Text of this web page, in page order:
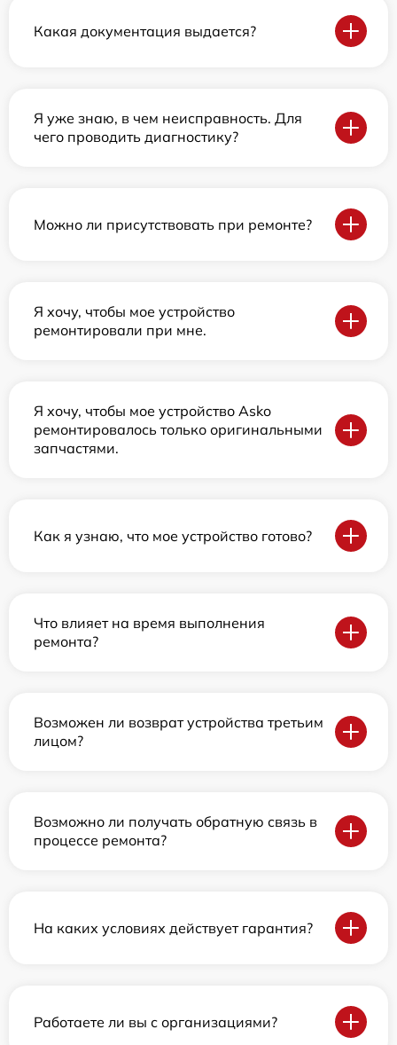
Какая документация выдается?
Я уже знаю, в чем неисправность. Для
чего проводить диагностику?
Можно ли присутствовать при ремонте?
Я хочу, чтобы мое устройство
ремонтировали при мне.
Я хочу, чтобы мое устройство Asko
ремонтировалось только оригинальными
запчастями.
Как я узнаю, что мое устройство готово?
Что влияет на время выполнения
ремонта?
Возможен ли возврат устройства третьим
лицом?
Возможно ли получать обратную связь в
процессе ремонта?
На каких условиях действует гарантия?
Работаете ли вы с организациями?